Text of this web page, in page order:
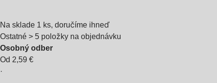
Na sklade 1 ks, doručíme ihneď
Ostatné > 5 položky na objednávku
Osobný odber
Od 2,59 €
·